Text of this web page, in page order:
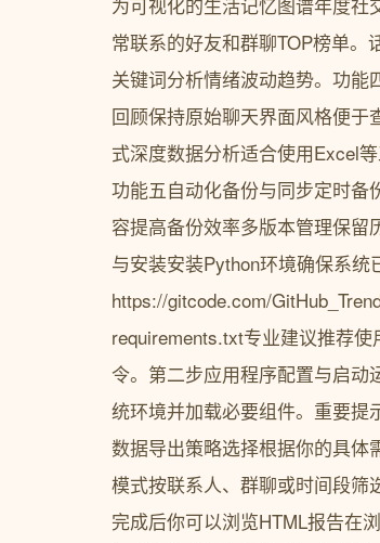
常联系的好友和群聊TOP榜单
关键词分析情绪波动趋势。功能
回顾保持原始聊天界面风格便于
式深度数据分析适合使用Excel
功能五自动化备份与同步定时备
容提高备份效率多版本管理保
与安装安装Python环境确保系
https://gitcode.com/
requirements.txt专业建议推荐
令。第二步应用程序配置与启动
统环境并加载必要组件。重要提
数据导出策略选择根据你的具体
模式按联系人、群聊或时间段筛
完成后你可以浏览HTML报告在